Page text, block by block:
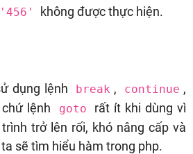
không được thực hiện.
dụng lệnh break , continue ,
lệnh goto
rất ít khi dùng vì
trở lên rối, khó nâng cấp và
sẽ tìm hiểu hàm trong php.